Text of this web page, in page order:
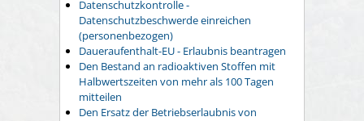
Datenschutzkontrolle -
Datenschutzbeschwerde einreichen
(personenbezogen)
Daueraufenthalt-EU - Erlaubnis beantragen
Den Bestand an radioaktiven Stoffen mit
Halbwertszeiten von mehr als 100 Tagen
mitteilen
Den Ersatz der Betriebserlaubnis von